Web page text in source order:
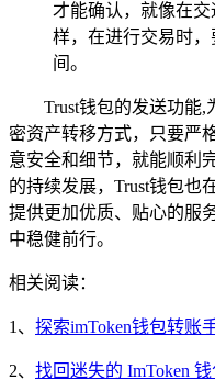
才能确认，就像在
样，在进行交易时
间。
Trust钱包的发送功能
密资产转移方式，只要严
意安全和细节，就能顺利
的持续发展，Trust钱包也
提供更加优质、贴心的服
中稳健前行。
相关阅读：
1、 探索imToken钱包转账
2、 找回迷失的 ImToken